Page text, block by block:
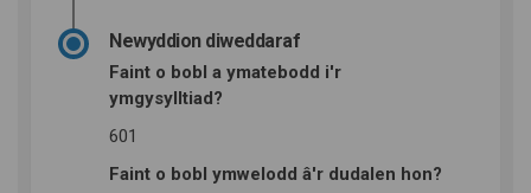
Newyddion diweddaraf
Faint o bobl a ymatebodd i'r
ymgysylltiad?
601
Faint o bobl ymwelodd â'r dudalen hon?